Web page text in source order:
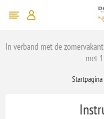
In verband met de
met
Startpagina